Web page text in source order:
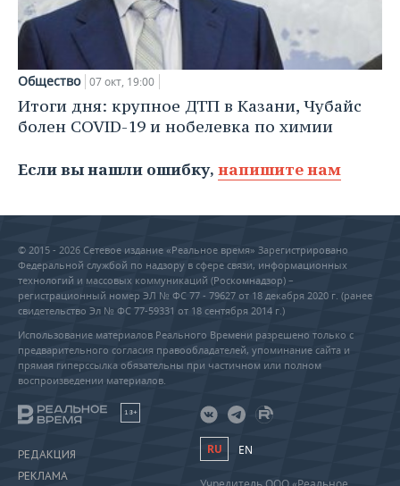
Общество 07 окт, 19:00
Итоги дня: крупное ДТП в Казани, Чубайс
болен COVID-19 и нобелевка по химии
Если вы нашли ошибку, напишите нам
© 2015 - 2026 Сетевое издание «Реальное время» Зарегистрировано
Федеральной службой по надзору в сфере связи, информационных
технологий и массовых коммуникаций (Роскомнадзор) –
регистрационный номер ЭЛ № ФС 77 - 79627 от 18 декабря 2020 г. (ранее
свидетельство Эл № ФС 77-59331 от 18 сентября 2014 г.)
Использование материалов Реального Времени разрешено только с
предварительного согласия правообладателей, упоминание сайта и
прямая гиперссылка обязательны при частичном или полном
воспроизведении материалов.
18+
РЕДАКЦИЯ
РЕКЛАМА
RU EN